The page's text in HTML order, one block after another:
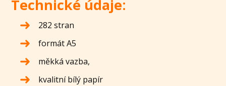
Technické údaje:
282 stran
formát A5
měkká vazba,
kvalitní bílý papír